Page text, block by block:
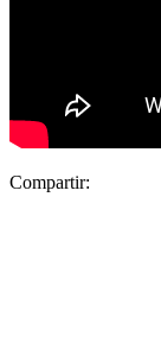
Compartir: